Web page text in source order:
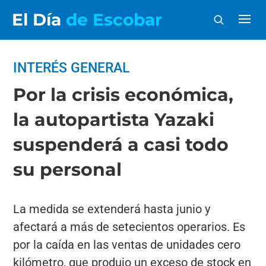
El Día de Escobar
INTERÉS GENERAL
Por la crisis económica,
la autopartista Yazaki
suspenderá a casi todo
su personal
La medida se extenderá hasta junio y
afectará a más de setecientos operarios. Es
por la caída en las ventas de unidades cero
kilómetro, que produjo un exceso de stock en